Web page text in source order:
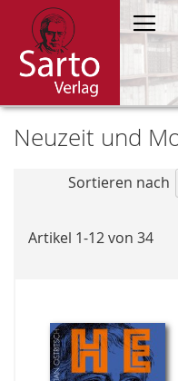
Direkt
zum
Inhalt
Neuzeit und
Artikel 1-12von 34
Sortieren nach